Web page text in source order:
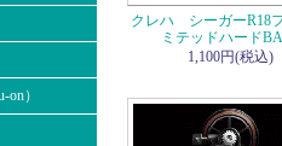
on）
クレハ シーガーR18
ミテッドハード
1,100円(税込)